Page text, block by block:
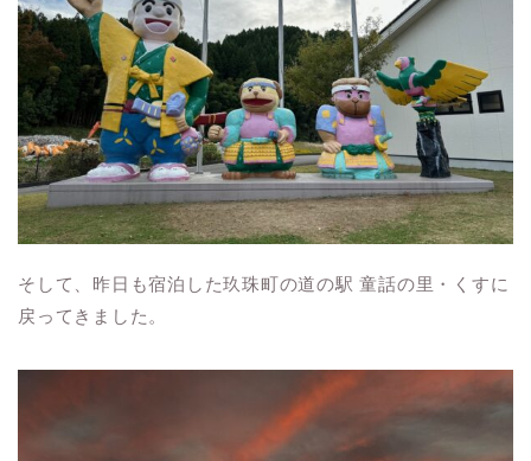
そして、昨日も宿泊した玖珠町の道の駅 童話の里・くすに
戻ってきました。